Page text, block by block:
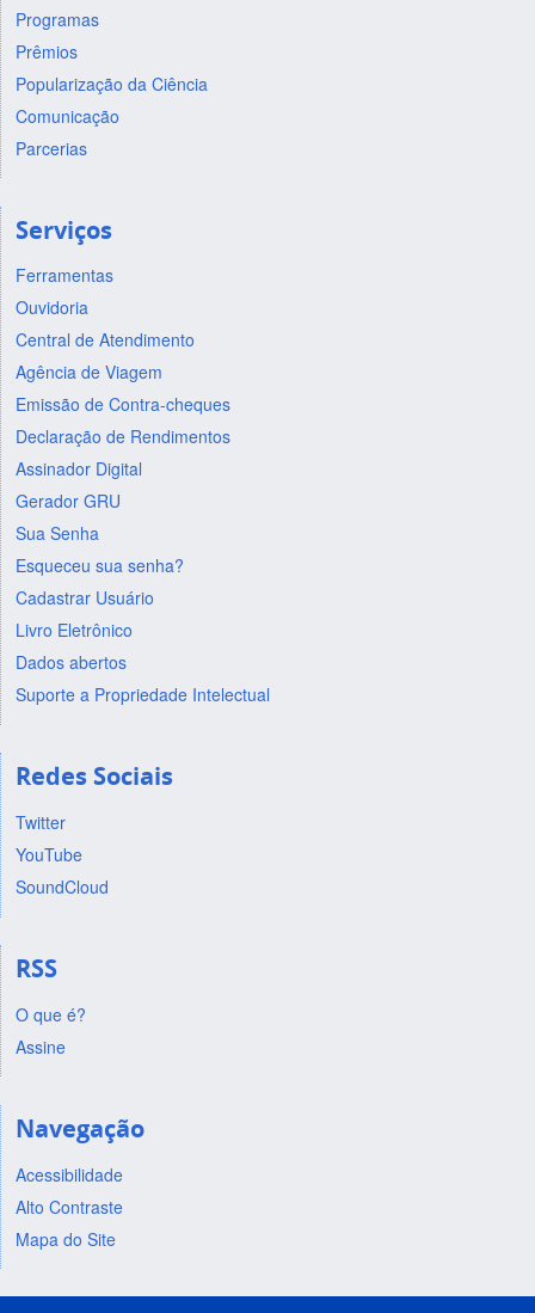
Programas
Prêmios
Popularização da Ciência
Comunicação
Parcerias
Serviços
Ferramentas
Ouvidoria
Central de Atendimento
Agência de Viagem
Emissão de Contra-cheques
Declaração de Rendimentos
Assinador Digital
Gerador GRU
Sua Senha
Esqueceu sua senha?
Cadastrar Usuário
Livro Eletrônico
Dados abertos
Suporte a Propriedade Intelectual
Redes Sociais
Twitter
YouTube
SoundCloud
RSS
O que é?
Assine
Navegação
Acessibilidade
Alto Contraste
Mapa do Site